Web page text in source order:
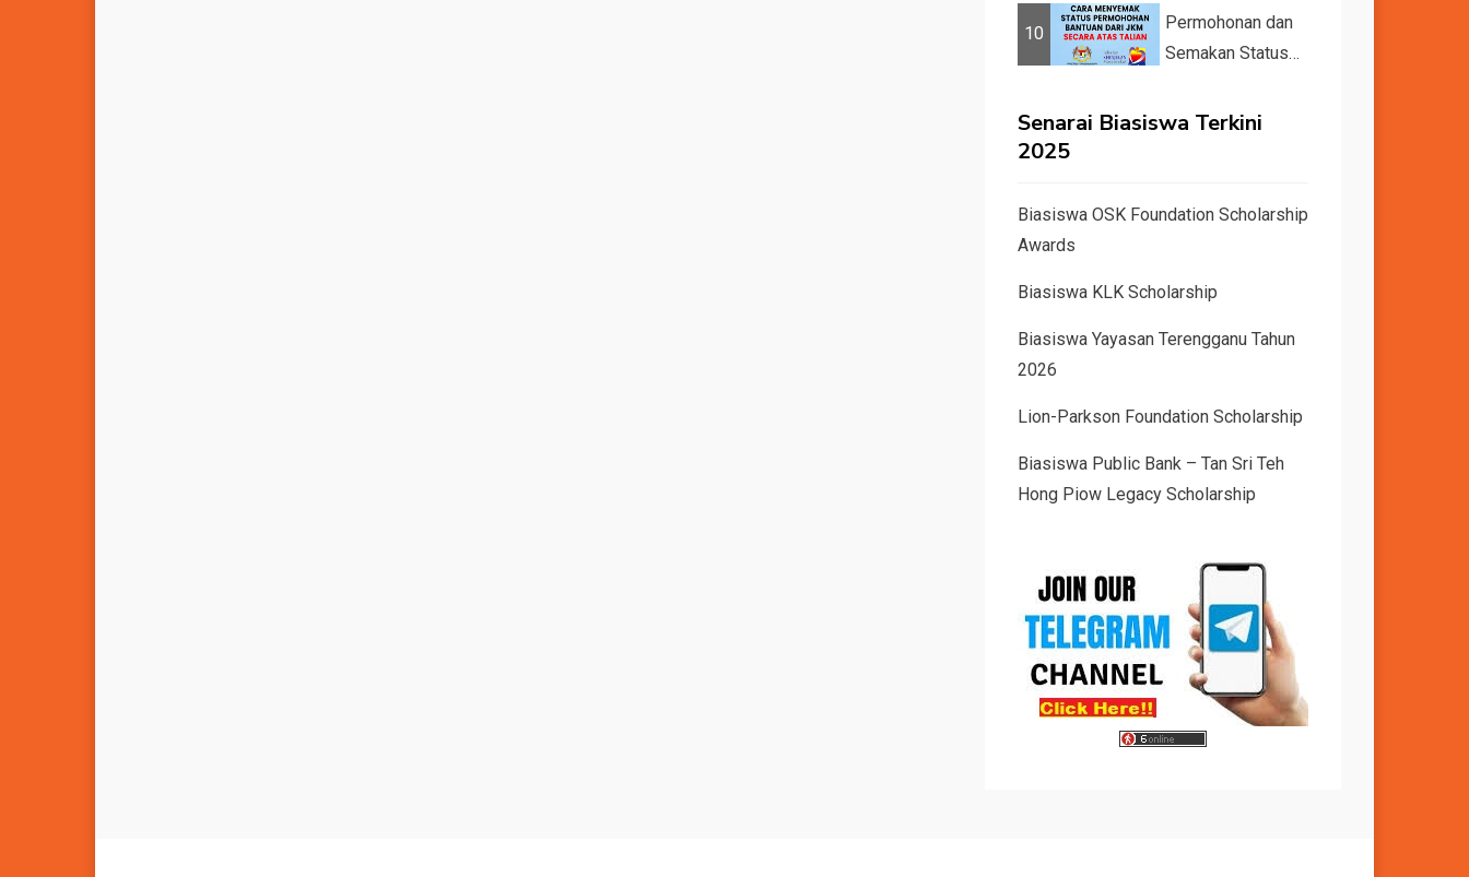
Pelajar IPT 2026
10
Permohonan dan
Semakan Status
Bantuan JKM
Senarai Biasiswa Terkini
2025
Biasiswa OSK Foundation Scholarship
Awards
Biasiswa KLK Scholarship
Biasiswa Yayasan Terengganu Tahun
2026
Lion-Parkson Foundation Scholarship
Biasiswa Public Bank – Tan Sri Teh
Hong Piow Legacy Scholarship